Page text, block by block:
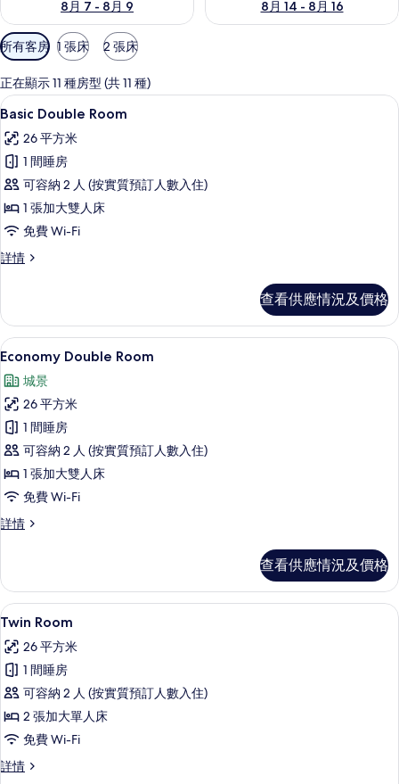
8月 7 - 8月 9
8月 14 - 8月 16
可
用
嘅
客
房
篩
選
條
所有客房 1 張床 2 張床
正在顯示 11 種房型 (共 11 種)
載
入
所
有
Basic
Double
Room
的
羽絨被、特厚豪華床墊、書桌、手提
20
Basic Double Room
26 平方米
1 間睡房
可容納 2 人 (按實質預訂人數入住)
1 張加大雙人床
免費 Wi-Fi
詳情
Basic
情
查看供應情況及價格
載
入
所
有
Economy
Double
Room
的
相
羽絨被、特厚豪華床墊、書桌、手提
20
Economy Double Room
城景
26 平方米
1 間睡房
可容納 2 人 (按實質預訂人數入住)
1 張加大雙人床
免費 Wi-Fi
詳情
Economy
情
查看供應情況及價格
載
入
所
有
Twin
Room
的
相
Twin Room | 羽絨被、特厚豪華床墊
17
Twin Room
26 平方米
1 間睡房
可容納 2 人 (按實質預訂人數入住)
2 張加大單人床
免費 Wi-Fi
詳情
Twin